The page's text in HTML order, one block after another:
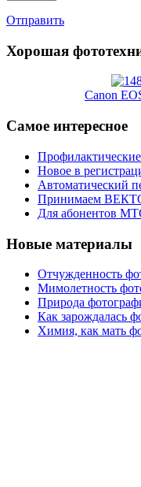
Отправить
Хорошая
Canon
Самое интересное
Новое в
Автоматический
Принимаем
Для абонентов
Новые материалы
Отчужденность
Мимолетность
Природа
Как зарождалась
Химия, как мать